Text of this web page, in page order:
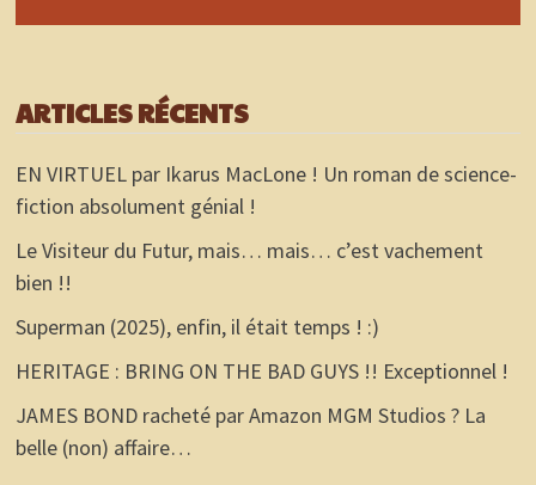
ARTICLES RÉCENTS
EN VIRTUEL par Ikarus MacLone ! Un roman de science-
fiction absolument génial !
Le Visiteur du Futur, mais… mais… c’est vachement
bien !!
Superman (2025), enfin, il était temps ! :)
HERITAGE : BRING ON THE BAD GUYS !! Exceptionnel !
JAMES BOND racheté par Amazon MGM Studios ? La
belle (non) affaire…